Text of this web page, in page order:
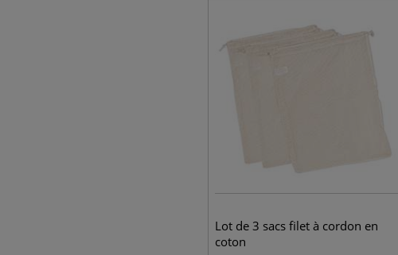
Lot de 3 sacs filet à cordon en
coton